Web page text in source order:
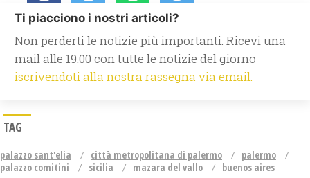
Ti piacciono i nostri articoli?
Non perderti le notizie più importanti. Ricevi una
mail alle 19.00 con tutte le notizie del giorno
iscrivendoti alla nostra rassegna via email.
TAG
palazzo sant'elia città metropolitana di palermo
palermo
palazzo comitini
sicilia mazara del vallo buenos aires